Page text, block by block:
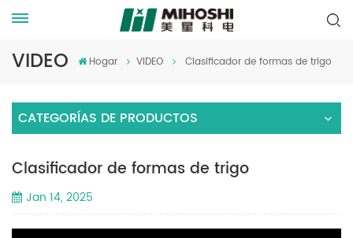
VIDEO Hogar VIDEO Clasificador de formas de trigo
CATEGORÍAS DE PRODUCTOS
Clasificador de formas de trigo
Jan 14, 2025